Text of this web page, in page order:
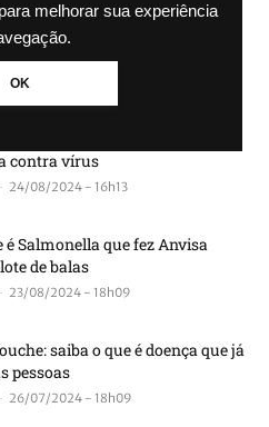
melhorar sua experiência
OK
Canoas vão receber R$ 10
projeto; Entenda
11/09/2024 - 16h06
contra vírus
- 24/08/2024 - 16h13
é Salmonella que fez Anvisa
de balas
- 23/08/2024 - 18h09
saiba o que é doença que já
pessoas
- 26/07/2024 - 18h09